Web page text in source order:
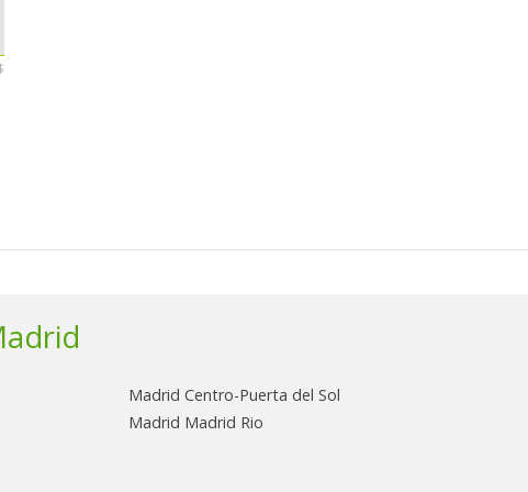
Madrid Centro-Puerta del Sol
Madrid Madrid Rio